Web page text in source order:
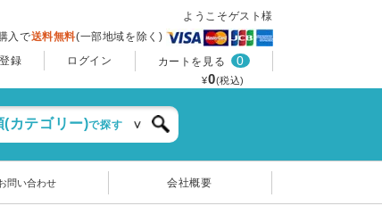
ようこそゲスト様
入で送料無料(一部地域を除く)
録
ログイン カートを見る 0
¥0(税込)
(カテゴリー)で探す
問い合わせ 会社概要